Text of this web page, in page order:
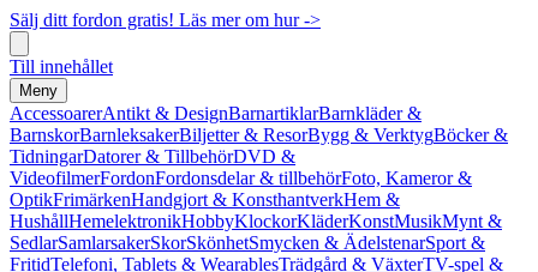
Sälj ditt fordon gratis! Läs mer om hur ->
Till innehållet
Meny
AccessoarerAntikt & DesignBarnartiklarBarnkläder &
BarnskorBarnleksakerBiljetter & ResorBygg & VerktygBöcker &
TidningarDatorer & TillbehörDVD &
VideofilmerFordonFordonsdelar & tillbehörFoto, Kameror &
OptikFrimärkenHandgjort & KonsthantverkHem &
HushållHemelektronikHobbyKlockorKläderKonstMusikMynt &
SedlarSamlarsakerSkorSkönhetSmycken & ÄdelstenarSport &
FritidTelefoni, Tablets & WearablesTrädgård & VäxterTV-spel &